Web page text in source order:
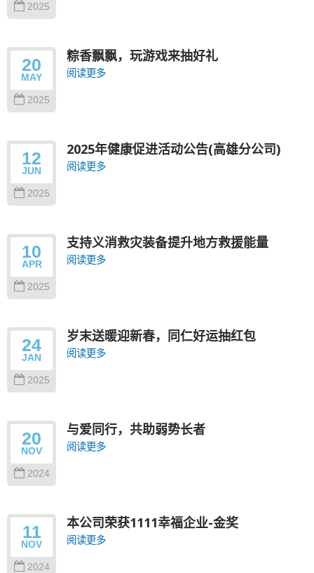
2025
20
MAY
2025
粽香飘飘，玩游戏来抽好礼
阅读更多
12
JUN
2025
2025年健康促进活动公告(高雄分公司)
阅读更多
10
APR
2025
支持义消救灾装备提升地方救援能量
阅读更多
24
JAN
2025
岁末送暖迎新春，同仁好运抽红包
阅读更多
20
NOV
2024
与爱同行，共助弱势长者
阅读更多
11
NOV
2024
本公司荣获1111幸福企业-金奖
阅读更多